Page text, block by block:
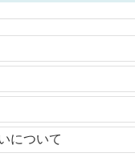
について